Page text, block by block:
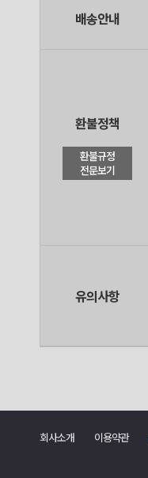
배송안내
환불정책
환불규정
전문보기
유의사항
회사소개 이용약관